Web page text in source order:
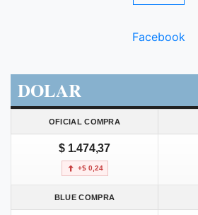
Facebook
DOLAR
OFICIAL COMPRA
$ 1.474,37
+$ 0,24
BLUE COMPRA